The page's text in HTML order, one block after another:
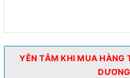
YÊN TÂM KHI MUA HÀNG
DƯƠNG